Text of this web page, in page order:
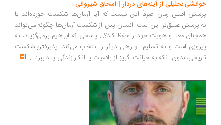
تحلیلی از آینه‌های دردار | اسحاق شیروانی
اصلی رمان صرفاً این نیست که آیا آرمان‌ها شکست خورده‌اند یا
عمیق‌تر این است: انسان پس از شکست آرمان‌ها چگونه می‌تواند
معنا و هویت خود را حفظ کند؟... پاسخی که ابراهیم برمی‌گزیند، نه
است و نه تسلیم. او راهی دیگر را انتخاب می‌کند: پذیرفتن شکست
بدون آنکه به خیانت، گریز از واقعیت یا انکار زندگی پناه ببرد...